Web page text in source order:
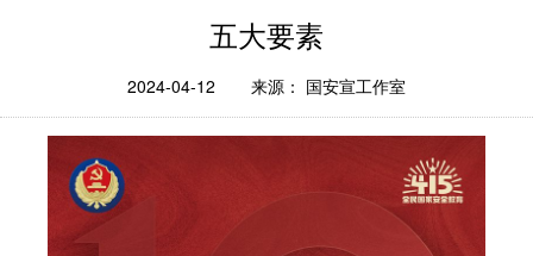
公署简介 署长寄语
法治典范
护航伟业 法治进行时
法律数据库
香港国安法
环球视角
五大要素
2024-04-12 来源： 国安宣工作室